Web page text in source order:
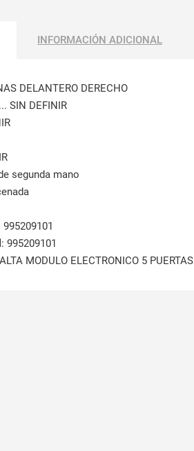
INFORMACIÓN ADICIONAL
DELANTERO DERECHO
SIN DEFINIR
segunda mano
995209101
: 995209101
MODULO ELECTRONICO 5 PUERTAS